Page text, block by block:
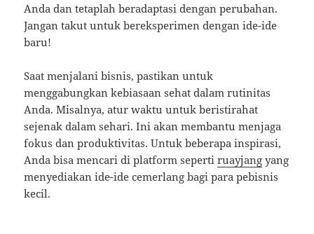
Anda dan tetaplah beradaptasi dengan perubahan.
Jangan takut untuk bereksperimen dengan ide-ide
baru!
Saat menjalani bisnis, pastikan untuk
menggabungkan kebiasaan sehat dalam rutinitas
Anda. Misalnya, atur waktu untuk beristirahat
sejenak dalam sehari. Ini akan membantu menjaga
fokus dan produktivitas. Untuk beberapa inspirasi,
Anda bisa mencari di platform sepertiruayjang yang
menyediakan ide-ide cemerlang bagi para pebisnis
kecil.